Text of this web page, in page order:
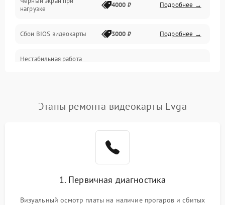
Электропитание
ПО
Электронные компоненты
Общие поломки
нагрузке
4000 ₽ Подробнее →
Сбои BIOS видеокарты 3000 ₽ Подробнее →
Нестабильная работа
Этапы ремонта видеокарты Evga
1. Первичная диагностика
Визуальный осмотр платы на наличие прогаров и сбитых